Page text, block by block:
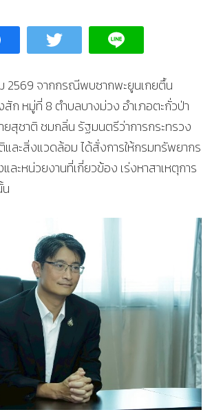
2569 จากกรณีพบซากพะยูนเกยตื้น
ก หมู่ที่ 8 ตำบลบางม่วง อำเภอตะกั่วป่า
สุชาติ ชมกลิ่น รัฐมนตรีว่าการกระทรวง
ละสิ่งแวดล้อม ได้สั่งการให้กรมทรัพยากร
และหน่วยงานที่เกี่ยวข้อง เร่งหาสาเหตุการ